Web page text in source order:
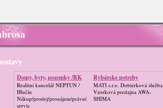
Domy, byty, pozemky /RK
Realitní kancelář NEPTUN /
Hlučín
Nákup/prodej/pronájem/právní
servis
Rybárske potreby
MATI s.r.o. Dobierková služba
Vzorková predajna AWA-
SHIMA